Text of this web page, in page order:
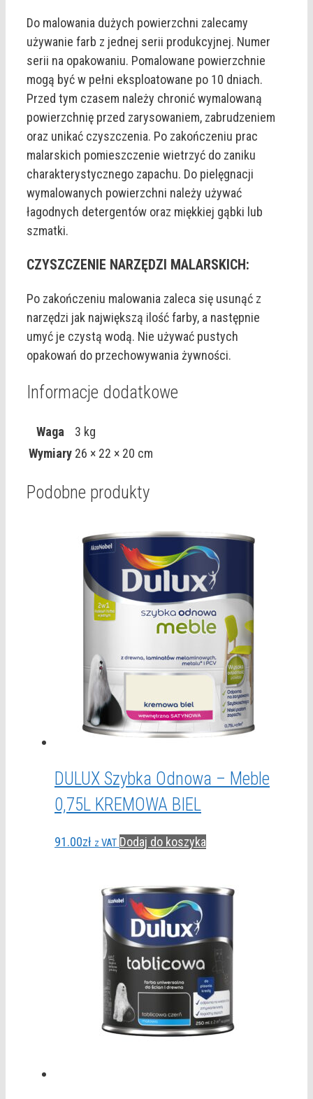
Do malowania dużych powierzchni zalecamy
używanie farb z jednej serii produkcyjnej. Numer
serii na opakowaniu. Pomalowane powierzchnie
mogą być w pełni eksploatowane po 10 dniach.
Przed tym czasem należy chronić wymalowaną
powierzchnię przed zarysowaniem, zabrudzeniem
oraz unikać czyszczenia. Po zakończeniu prac
malarskich pomieszczenie wietrzyć do zaniku
charakterystycznego zapachu. Do pielęgnacji
wymalowanych powierzchni należy używać
łagodnych detergentów oraz miękkiej gąbki lub
szmatki.
CZYSZCZENIE NARZĘDZI MALARSKICH:
Po zakończeniu malowania zaleca się usunąć z
narzędzi jak największą ilość farby, a następnie
umyć je czystą wodą. Nie używać pustych
opakowań do przechowywania żywności.
Informacje dodatkowe
Waga
3 kg
Wymiary 26 × 22 × 20 cm
Podobne produkty
DULUX Szybka Odnowa – Meble
0,75L KREMOWA BIEL
91.00zł z VAT Dodaj do koszyka